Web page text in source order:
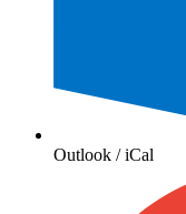
Outlook / iCal